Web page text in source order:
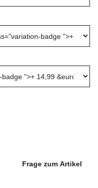
Frage zum Artikel